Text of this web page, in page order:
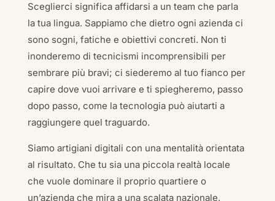
Sceglierci significa affidarsi a un team che parla
la tua lingua. Sappiamo che dietro ogni azienda ci
sono sogni, fatiche e obiettivi concreti. Non ti
inonderemo di tecnicismi incomprensibili per
sembrare più bravi; ci siederemo al tuo fianco per
capire dove vuoi arrivare e ti spiegheremo, passo
dopo passo, come la tecnologia può aiutarti a
raggiungere quel traguardo.
Siamo artigiani digitali con una mentalità orientata
al risultato. Che tu sia una piccola realtà locale
che vuole dominare il proprio quartiere o
un’azienda che mira a una scalata nazionale,